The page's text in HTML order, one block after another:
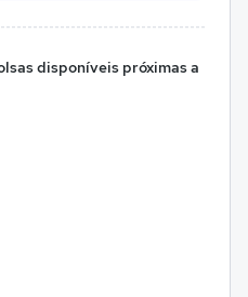
disponíveis próximas a